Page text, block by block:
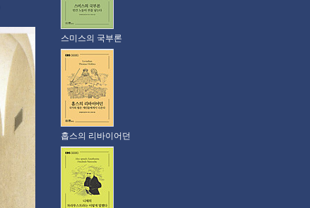
스미스의 국부론
홉스의 리바이어던